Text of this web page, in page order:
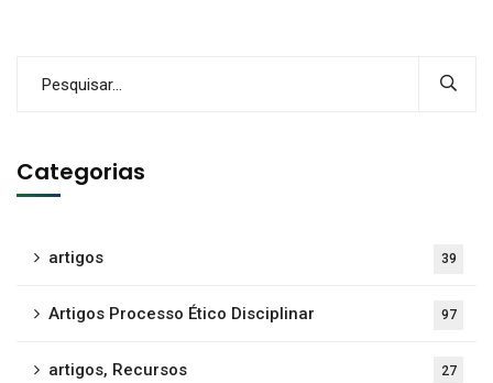
Categorias
artigos 39
Artigos Processo Ético Disciplinar 97
artigos, Recursos 27